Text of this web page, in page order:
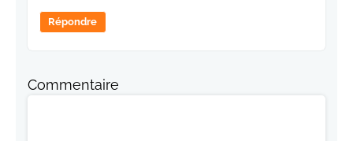
Répondre
Commentaire